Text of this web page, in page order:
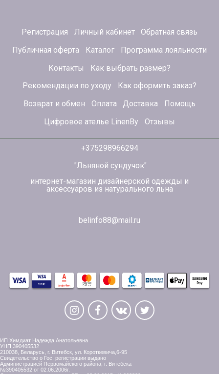
Регистрация Личный кабинет
Обратная связь
Публичная оферта
Каталог
Программа лояльности
Контакты
Как выбрать размер?
Рекомендации по уходу
Как оформить заказ?
Возврат и обмен
Оплата Доставка
Помощь
Цифровое ателье LinenBy
Отзывы
+375298966294
"Льняной сундучок"
интернет-магазин дизайнерской одежды и
аксессуаров из натурального льна
belinfo88@mail.ru
ИП Химдиат Надежда Анатольевна
УНП 390405532
210038, Беларусь, г. Витебск, ул. Короткевича,6-95
Свидетельство о Гос. регистрации выдано
Администрацией Первомайского района, г. Витебска
№390405532 от 02.06.2006г.